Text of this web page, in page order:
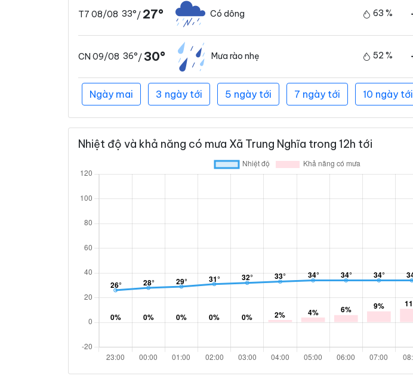
T7 08/08 33°/ 27° Có dông 63 %
CN 09/08 36°/30° Mưa rào nhẹ 52 %
Ngày mai 3 ngày tới 5 ngày tới 7 ngày tới 10 ngày tới
Nhiệt độ và khả năng có mưa Xã Trung Nghĩa trong 12h tới